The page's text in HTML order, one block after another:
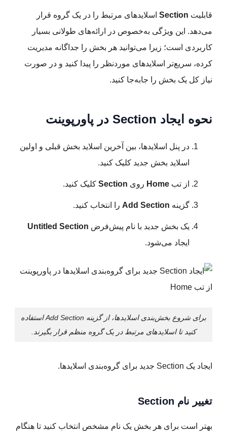
قابلیت Section اسلایدهای مرتبط را در یک گروه قرار
می‌دهد. این ویژگی به‌خصوص در ارائه‌های طولانی بسیار
کاربردی است؛ زیرا می‌توانید هر بخش را جداگانه مدیریت
کرده، سریع‌تر اسلایدهای موردنظر را پیدا کنید و در صورت
نیاز کل یک بخش را جابه‌جا کنید.
نحوه ایجاد Section در پاورپوینت
در پنل اسلایدها، بین آخرین اسلاید بخش قبلی و اولین
اسلاید بخش جدید کلیک کنید.
از تب Home روی Sectionکلیک کنید.
گزینه Add Sectionرا انتخاب کنید.
یک بخش جدید با نام پیش‌فرض Untitled Section
ایجاد می‌شود.
برای شروع بخش‌بندی اسلایدها، از گزینه Add Section استفاده
کنید تا اسلایدهای مرتبط در یک گروه منظم قرار بگیرند.
ایجاد یک Section جدید برای گروه‌بندی اسلایدها.
تغییر نام Section
بهتر است برای هر بخش یک نام مشخص انتخاب کنید تا هنگام